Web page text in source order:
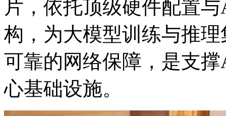
片，依托顶级硬件配
构，为大模型训练与推理
可靠的网络保障，是
心基础设施。